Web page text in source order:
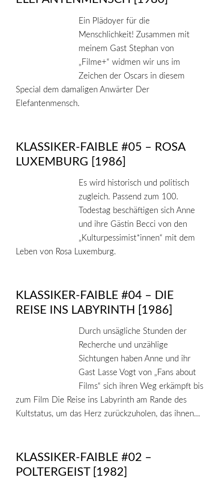
Ein Plädoyer für die
Menschlichkeit! Zusammen mit
meinem Gast Stephan von
„Filme+“ widmen wir uns im
Zeichen der Oscars in diesem
Special dem damaligen Anwärter Der
Elefantenmensch.
KLASSIKER-FAIBLE #05 – ROSA
LUXEMBURG [1986]
Es wird historisch und politisch
zugleich. Passend zum 100.
Todestag beschäftigen sich Anne
und ihre Gästin Becci von den
„Kulturpessimist*innen“ mit dem
Leben von Rosa Luxemburg.
KLASSIKER-FAIBLE #04 – DIE
REISE INS LABYRINTH [1986]
Durch unsägliche Stunden der
Recherche und unzählige
Sichtungen haben Anne und ihr
Gast Lasse Vogt von „Fans about
Films“ sich ihren Weg erkämpft bis
zum Film Die Reise ins Labyrinth am Rande des
Kultstatus, um das Herz zurückzuholen, das ihnen…
KLASSIKER-FAIBLE #02 –
POLTERGEIST [1982]